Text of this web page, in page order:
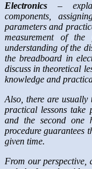
Electronics –
components,
parameters and
measurement of the
understanding of the
the breadboard in
discuss in theoretical
knowledge and
Also, there are usually
practical lessons take
and the second one
procedure guarantees
given time.
From our perspective,